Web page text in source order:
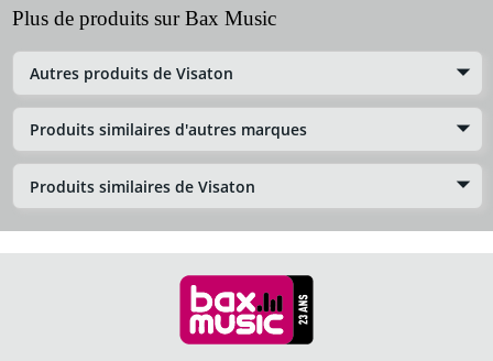
Plus de produits sur Bax Music
Autres produits de Visaton
Produits similaires d'autres marques
Produits similaires de Visaton